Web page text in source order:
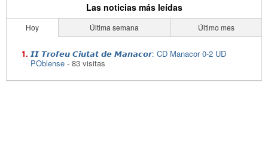
Las noticias más leídas
Hoy Última semana Último mes
𝙄𝙄 𝙏𝙧𝙤𝙛𝙚𝙪 𝘾𝙞𝙪𝙩𝙖𝙩 𝙙𝙚 𝙈𝙖𝙣𝙖𝙘𝙤𝙧: CD Manacor 0-2 UD
POblense - 83 visitas